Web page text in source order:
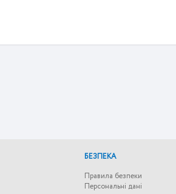
БЕЗПЕКА
Правила безпеки
Персональні дані